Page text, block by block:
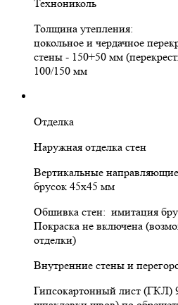
Технониколь
Толщина утепления:
цокольное и чердачное
стены - 150+50 мм
100/150 мм
Отделка
Наружная отделка стен
Вертикальные направляющие
брусок 45х45 мм
Обшивка стен: имитация
Покраска не включена
отделки)
Внутренние стены и
Гипсокартонный лист (ГКЛ)